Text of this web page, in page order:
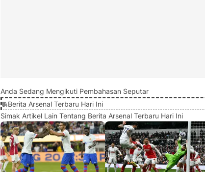
Anda Sedang Mengikuti Pembahasan Seputar
Berita Arsenal Terbaru Hari Ini
Simak Artikel Lain Tentang Berita Arsenal Terbaru Hari Ini